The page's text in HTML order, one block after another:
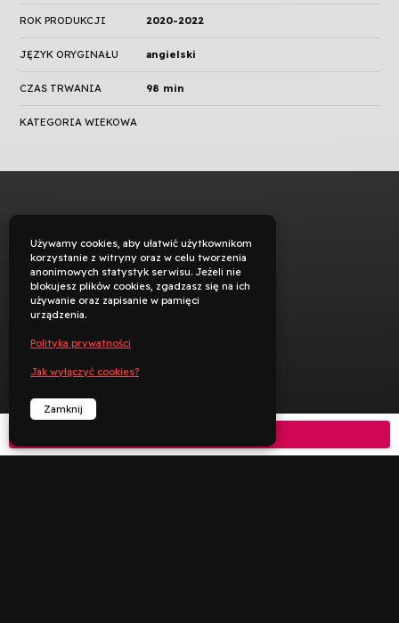
ROK PRODUKCJI 2020-2022
JĘZYK ORYGINAŁU angielski
CZAS TRWANIA 98 min
KATEGORIA WIEKOWA
Używamy cookies, aby ułatwić użytkownikom
korzystanie z witryny oraz w celu tworzenia
anonimowych statystyk serwisu. Jeżeli nie
blokujesz plików cookies, zgadzasz się na ich
używanie oraz zapisanie w pamięci
urządzenia.
Polityka prywatności
Jak wyłączyć cookies?
Zamknij